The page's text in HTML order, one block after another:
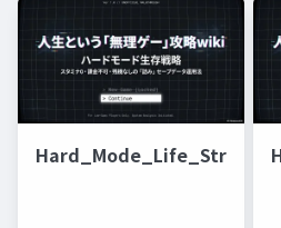
Hard_Mode_Life_Strategy